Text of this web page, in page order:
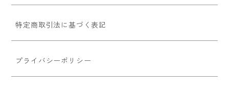
特定商取引法に基づく表記
プライバシーポリシー